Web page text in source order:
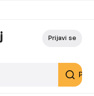
Prijavi se